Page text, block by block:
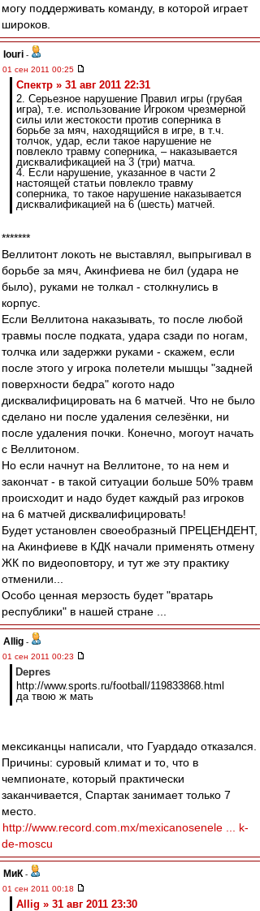
могу поддерживать команду, в которой играет
широков.
Iouri -
01 сен 2011 00:25
Спектр » 31 авг 2011 22:31
2. Серьезное нарушение Правил игры (грубая
игра), т.е. использование Игроком чрезмерной
силы или жестокости против соперника в
борьбе за мяч, находящийся в игре, в т.ч.
толчок, удар, если такое нарушение не
повлекло травму соперника, – наказывается
дисквалификацией на 3 (три) матча.
4. Если нарушение, указанное в части 2
настоящей статьи повлекло травму
соперника, то такое нарушение наказывается
дисквалификацией на 6 (шесть) матчей.
*******
Веллитонт локоть не выставлял, выпрыгивал в
борьбе за мяч, Акинфиева не бил (удара не
было), руками не толкал - столкнулись в
корпус.
Если Веллитона наказывать, то после любой
травмы после подката, удара сзади по ногам,
толчка или задержки руками - скажем, если
после этого у игрока полетели мышцы "задней
поверхности бедра" когото надо
дисквалифицировать на 6 матчей. Что не было
сделано ни после удаления селезёнки, ни
после удаления почки. Конечно, могоут начать
с Веллитоном.
Но если начнут на Веллитоне, то на нем и
закончат - в такой ситуации больше 50% травм
происходит и надо будет каждый раз игроков
на 6 матчей дисквалифицировать!
Будет установлен своеобразный ПРЕЦЕНДЕНТ,
на Акинфиеве в КДК начали применять отмену
ЖК по видеоповтору, и тут же эту практику
отменили...
Особо ценная мерзость будет "вратарь
республики" в нашей стране ...
Allig -
01 сен 2011 00:23
Depres
http://www.sports.ru/football/119833868.html
да твою ж мать
мексиканцы написали, что Гуардадо отказался.
Причины: суровый климат и то, что в
чемпионате, который практически
заканчивается, Спартак занимает только 7
место.
http://www.record.com.mx/mexicanosenele ... k-
de-moscu
МиК -
01 сен 2011 00:18
Allig » 31 авг 2011 23:30